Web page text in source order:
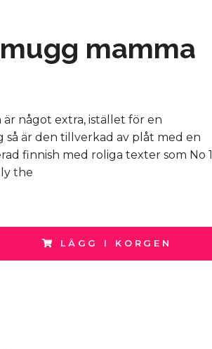
mamma
något extra, istället för en
så är den tillverkad av plåt med en
finnish med roliga texter som No 1
the
LÄGG I KORGEN